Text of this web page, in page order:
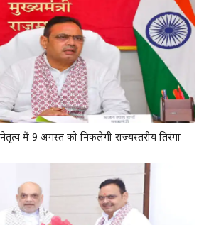
में 9 अगस्त को निकलेगी राज्यस्तरीय तिरंगा